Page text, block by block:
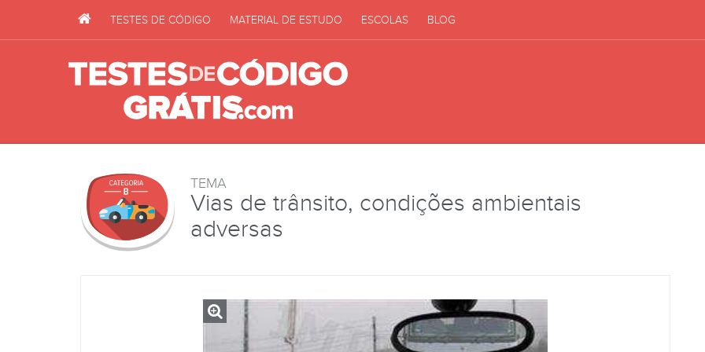
TESTES DE CÓDIGO MATERIAL DE ESTUDO ESCOLAS BLOG
TEMA
Vias de trânsito, condições ambientais
adversas